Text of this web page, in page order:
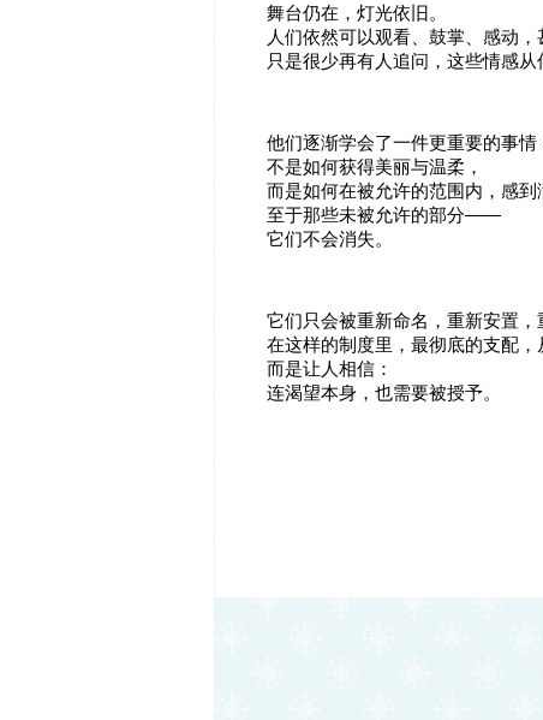
舞台仍在，灯光依旧。
人们依然可以观看、鼓掌、感动，
只是很少再有人追问，这些情感从
他们逐渐学会了一件更重要的事情
不是如何获得美丽与温柔，
而是如何在被允许的范围内，感到
至于那些未被允许的部分——
它们不会消失。
它们只会被重新命名，重新安置，
在这样的制度里，最彻底的支配，
而是让人相信：
连渴望本身，也需要被授予。